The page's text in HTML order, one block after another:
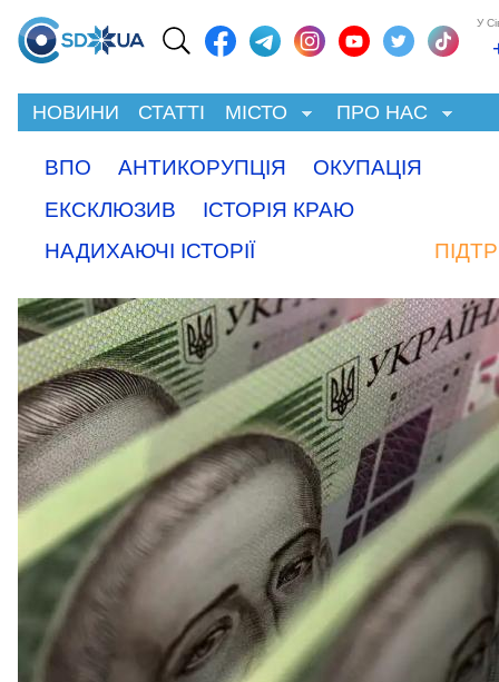
У
НОВИНИ СТАТТІ МІСТО ПРО НАС
ВПО АНТИКОРУПЦІЯ
ОКУПАЦІЯ
ЕКСКЛЮЗИВ
ІСТОРІЯ КРАЮ
НАДИХАЮЧІ ІСТОРІЇ